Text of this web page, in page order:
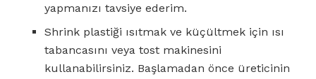
yapmanızı tavsiye ederim.
Shrink plastiği ısıtmak ve küçültmek için ısı
tabancasını veya tost makinesini
kullanabilirsiniz. Başlamadan önce üreticinin